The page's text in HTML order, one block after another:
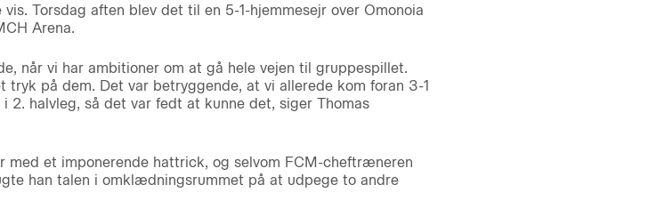
Torsdag aften blev det til en 5-1-hjemmesejr over Omonoia
Arena.
når vi har ambitioner om at gå hele vejen til gruppespillet.
på dem. Det var betryggende, at vi allerede kom foran 3-1
2. halvleg, så det var fedt at kunne det, siger Thomas
med et imponerende hattrick, og selvom FCM-cheftræneren
han talen i omklædningsrummet på at udpege to andre